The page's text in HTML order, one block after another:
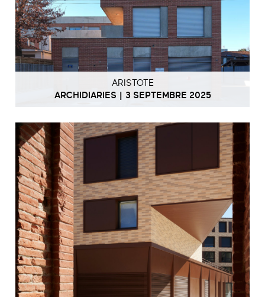
ARISTOTE
ARCHIDIARIES | 3 SEPTEMBRE 2025